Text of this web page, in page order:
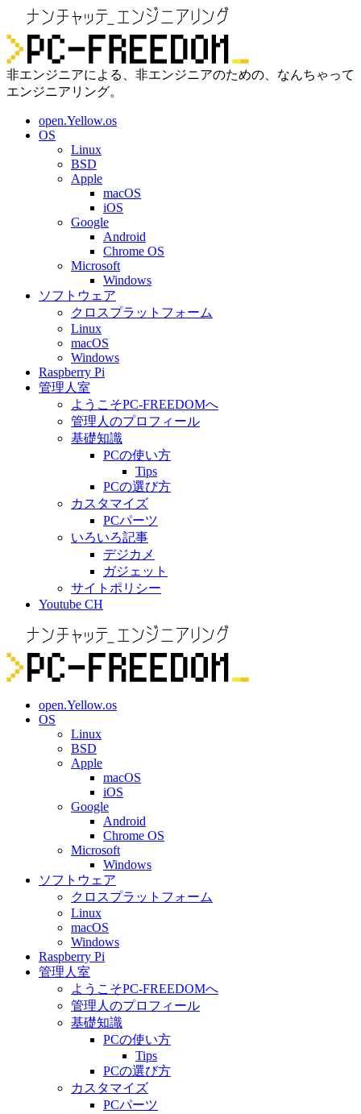
非エンジニアによる、非エンジニアのための、なんちゃって
エンジニアリング。
open.Yellow.os
OS
Linux
BSD
Apple
macOS
iOS
Google
Android
Chrome OS
Microsoft
Windows
ソフトウェア
クロスプラットフォーム
Linux
macOS
Windows
Raspberry Pi
管理人室
ようこそPC-FREEDOMへ
管理人のプロフィール
基礎知識
PCの使い方
Tips
PCの選び方
カスタマイズ
PCパーツ
いろいろ記事
デジカメ
ガジェット
サイトポリシー
Youtube CH
open.Yellow.os
OS
Linux
BSD
Apple
macOS
iOS
Google
Android
Chrome OS
Microsoft
Windows
ソフトウェア
クロスプラットフォーム
Linux
macOS
Windows
Raspberry Pi
管理人室
ようこそPC-FREEDOMへ
管理人のプロフィール
基礎知識
PCの使い方
Tips
PCの選び方
カスタマイズ
PCパーツ